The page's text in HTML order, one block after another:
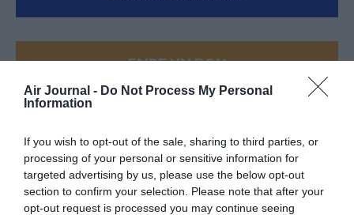
Air Journal - Do Not Process My Personal
Information
If you wish to opt-out of the sale, sharing to third parties, or
processing of your personal or sensitive information for
targeted advertising by us, please use the below opt-out
section to confirm your selection. Please note that after your
opt-out request is processed you may continue seeing
FAIRE UN DON
développement !
NOUS SOUTENIR